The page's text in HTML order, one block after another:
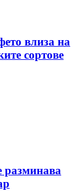
влиза на
сортове
разминава